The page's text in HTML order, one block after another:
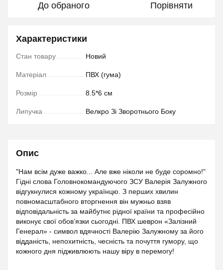
До обраного Порівняти
Характеристики
Стан товару Новий
Матеріал ПВХ (гума)
Розмір 8.5*6 см
Липучка Велкро Зі Зворотнього Боку
Опис
"Нам всім дуже важко... Але вже ніколи не буде соромно!"
Гідні слова Головнокомандуючого ЗСУ Валерія Залужного
відгукнулися кожному українцю. З перших хвилин
повномасштабного вторгнення він мужньо взяв
відповідальність за майбутнє рідної країни та професійно
виконує свої обов’язки сьогодні. ПВХ шеврон «Залізний
Генерал» - символ вдячності Валерію Залужному за його
відданість, непохитність, чесність та почуття гумору, що
кожного дня підживлюють нашу віру в перемогу!